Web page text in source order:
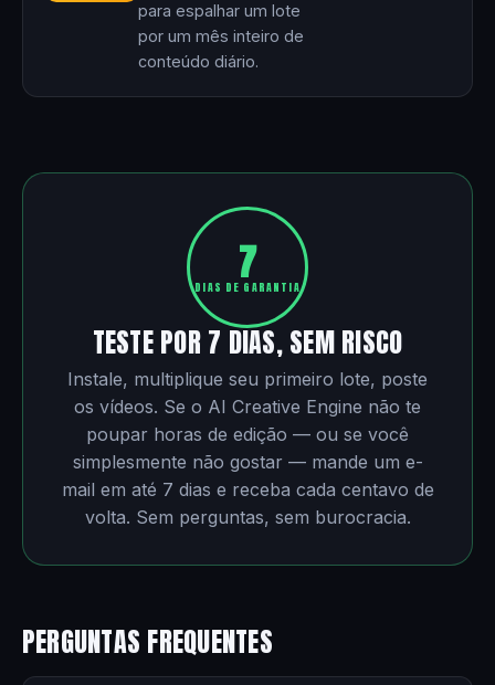
para espalhar um lote
por um mês inteiro de
conteúdo diário.
7
DIAS DE GARANTIA
TESTE POR 7 DIAS, SEM RISCO
Instale, multiplique seu primeiro lote, poste
os vídeos. Se o AI Creative Engine não te
poupar horas de edição — ou se você
simplesmente não gostar — mande um e-
mail em até 7 dias e receba cada centavo de
volta. Sem perguntas, sem burocracia.
PERGUNTAS FREQUENTES